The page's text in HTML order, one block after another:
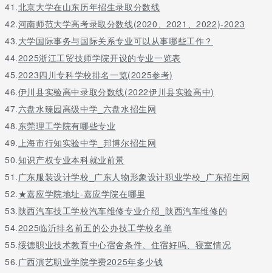
家具设计与制造
4.9(20人)
8
木材加工技术专业 4.9(19人)
9
旅游英语
4.9(8人)
10
工程测量与监理
4.8(8人)
以上是小编整理的辽宁林业职业技术学院一年学费多少钱 各专业收
费标准，仅供参考，具体收费情况还要以辽宁林业职业技术学院实
际情况为准。
41.北京大学在山东历年招生录取分数线
42.河南师范大学高考录取分数线(2020、2021、2022)-2023
43.大学国际事务与国际关系专业可以从事哪些工作？
44.2025浙江工贸技师学院开设的专业一览表
45.2023四川专科学校排名一览(2025参考)
46.伊川县实验高中录取分数线(2022伊川县实验高中)
47.六盘水臻园高级中学_六盘水招生网
48.东莞理工学院有哪些专业
49.上海市行知实验中学_邦博尔招生网
50.知识产权专业本科就业前景
51.广东服装设计学校_广东人物形象设计职业学校_广东招生网
52.★嘉应学院地址-嘉应学院在哪里
53.陕西汽车技工学校汽车维修专业介绍_陕西汽车维修的
54.2025临沂排名前五的公办技工学校名单
55.绥德职业技术教育中心宿舍条件、住宿好吗、寝室情况
56.广西演艺职业学院学费2025年多少钱